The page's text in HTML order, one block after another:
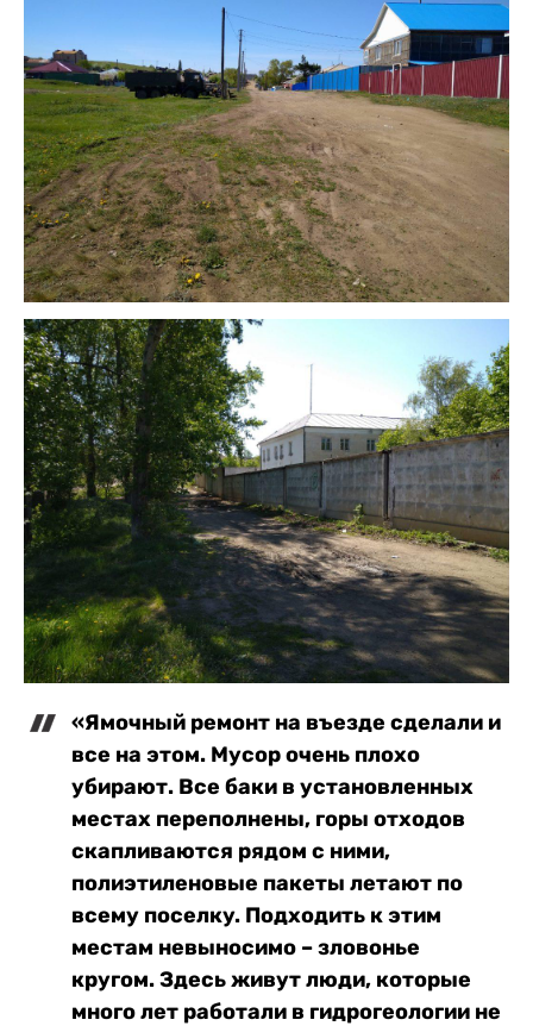
«Ямочный ремонт на въезде сделали и
все на этом. Мусор очень плохо
убирают. Все баки в установленных
местах переполнены, горы отходов
скапливаются рядом с ними,
полиэтиленовые пакеты летают по
всему поселку. Подходить к этим
местам невыносимо – зловонье
кругом. Здесь живут люди, которые
много лет работали в гидрогеологии не